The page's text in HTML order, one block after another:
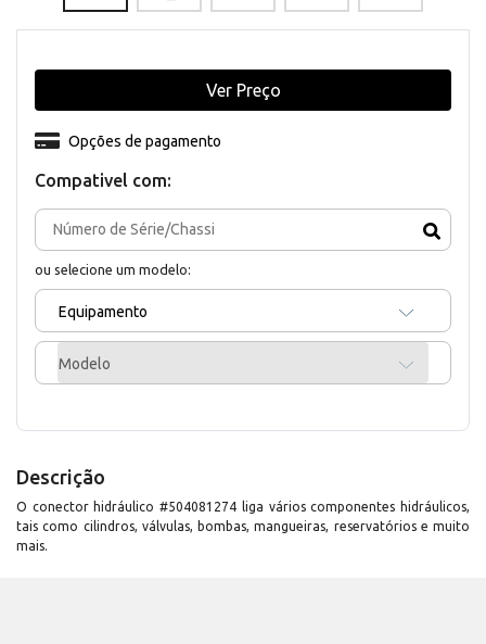
Compativel com:
ou selecione um modelo:
Equipamento
Modelo
Opções de pagamento
Ver Preço
Descrição
O conector hidráulico #504081274 liga vários componentes hidráulicos,
tais como cilindros, válvulas, bombas, mangueiras, reservatórios e muito
mais.